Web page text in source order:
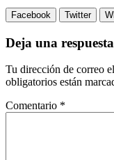
Facebook Twitter
Deja una respuesta
Tu dirección de correo
obligatorios están
Comentario *